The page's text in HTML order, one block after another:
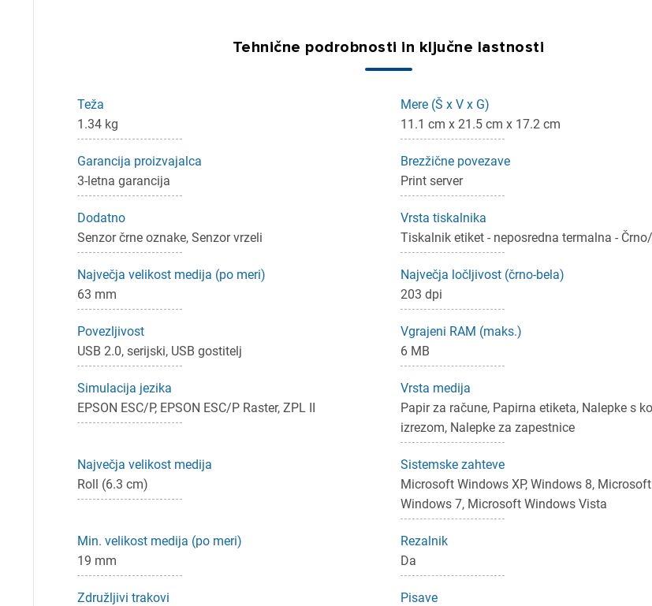
Tehnične podrobnosti in ključne lastnosti
Teža
1.34 kg
Mere (Š x V x G)
11.1 cm x 21.5 cm x 17.2 cm
Garancija proizvajalca
3-letna garancija
Brezžične povezave
Print server
Dodatno
Senzor črne oznake, Senzor vrzeli
Vrsta tiskalnika
Tiskalnik etiket - neposredna termalna -
Največja velikost medija (po meri)
63 mm
Največja ločljivost (črno-bela)
203 dpi
Povezljivost
USB 2.0, serijski, USB gostitelj
Vgrajeni RAM (maks.)
6 MB
Simulacija jezika
EPSON ESC/P, EPSON ESC/P Raster, ZPL II
Vrsta medija
Papir za račune, Papirna etiketa, Nalepke s
izrezom, Nalepke za zapestnice
Največja velikost medija
Roll (6.3 cm)
Sistemske zahteve
Microsoft Windows XP, Windows 8, Microsoft
Windows 7, Microsoft Windows Vista
Min. velikost medija (po meri)
19 mm
Rezalnik
Da
Združljivi trakovi
Pisave